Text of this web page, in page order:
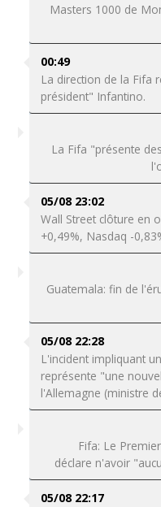
Masters 1000 de
00:49
La direction de la Fifa
président" Infantino.
La Fifa "présente
05/08 23:02
Wall Street clôture en
+0,49%, Nasdaq -
Guatemala: fin de
05/08 22:28
L'incident impliquant
représente "une
l'Allemagne (ministre
Fifa: Le
déclare n'avoir
05/08 22:17